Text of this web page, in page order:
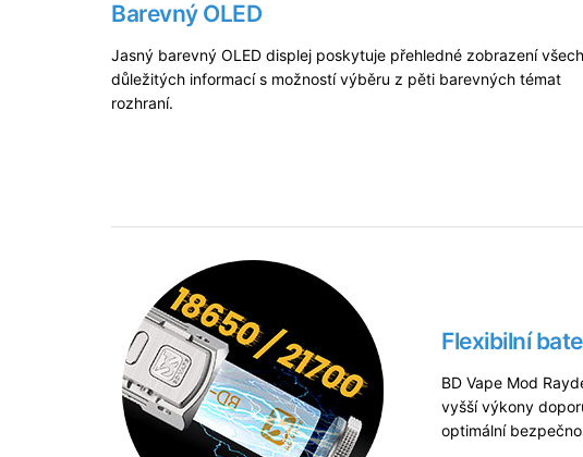
Barevný OLED
Jasný barevný OLED displej poskytuje přehledné zobrazení všech
důležitých informací s možností výběru z pěti barevných témat
rozhraní.
Flexibilní
BD Vape Mod
vyšší výkony
optimální